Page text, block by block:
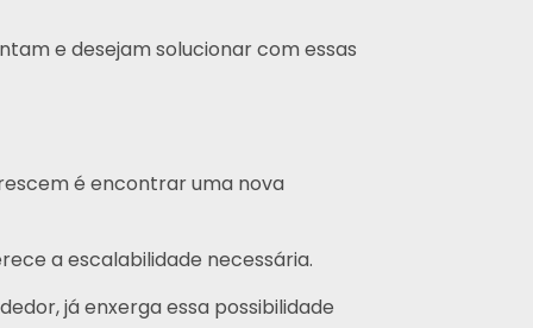
e desejam solucionar com essas
é encontrar uma nova
a escalabilidade necessária.
já enxerga essa possibilidade